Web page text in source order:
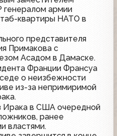
армии
квартиры НАТО в
представителя
Примакова с
Асадом в Дамаске.
Франции Франсуа
о неизбежности
из-за непримиримой
Ирака в США очередной
ранее
властями.